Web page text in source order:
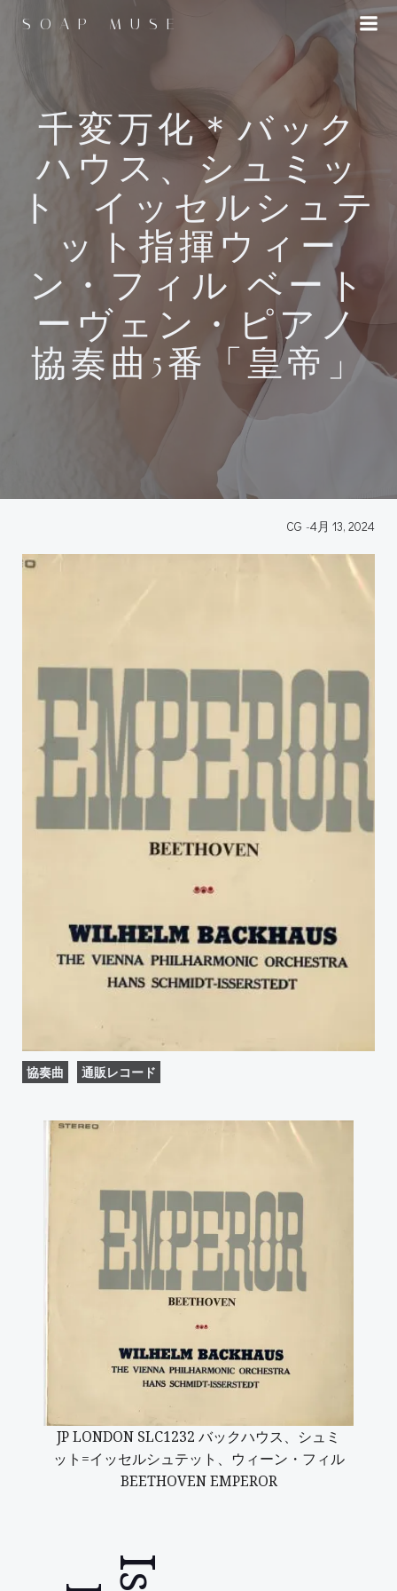
へ
ス
キ
ッ
プ
SOAP MUSE
千変万化＊バック
ハウス、シュミッ
ト=イッセルシュテ
ット指揮ウィー
ン・フィル ベート
ーヴェン・ピアノ
協奏曲5番「皇帝」
CG -4月 13, 2024
協奏曲 通販レコード
JP LONDON SLC1232 バックハウス、シュミ
ット=イッセルシュテット、ウィーン・フィル
BEETHOVEN EMPEROR